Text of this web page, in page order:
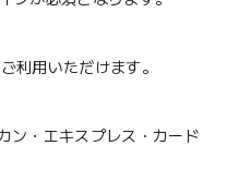
利用いただけます。
・エキスプレス・カード